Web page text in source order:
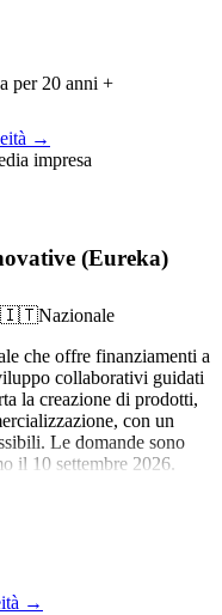
per 20 anni +
→
impresa
(Eureka)
🇮🇹Nazionale
che offre finanziamenti a
collaborativi guidati
la creazione di prodotti,
con un
Le domande sono
il 10 settembre 2026.
→